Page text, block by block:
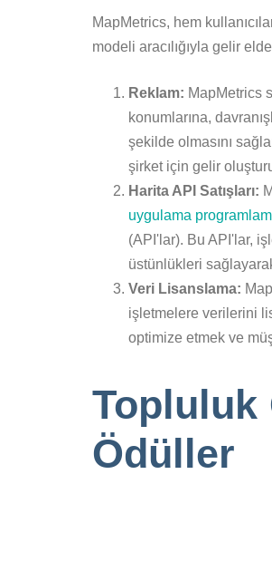
MapMetrics, hem
modeli aracılığıyla gelir
Reklam: MapMetrics
konumlarına,
şekilde olmasını
şirket için gelir
Harita API Satışları:
uygulama
(API'lar). Bu API'lar,
üstünlükleri
Veri Lisanslama:
işletmelere verilerini
optimize etmek ve
Topluluk
Ödüller